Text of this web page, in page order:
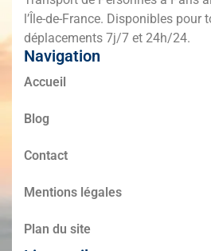
l’Île-de-France. Disponibles pour
déplacements 7j/7 et 24h/24.
Navigation
Accueil
Blog
Contact
Mentions légales
Plan du site